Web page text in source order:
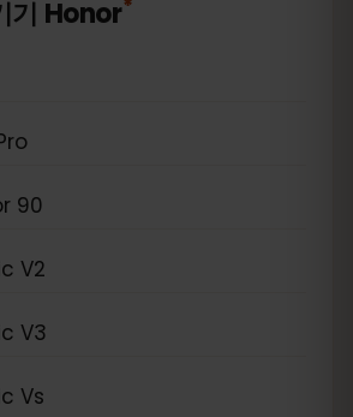
기 Honor*
90
V2
V3
Vs